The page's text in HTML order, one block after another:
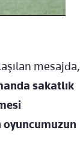
mesajda,
sakatlık
oyuncumuzun